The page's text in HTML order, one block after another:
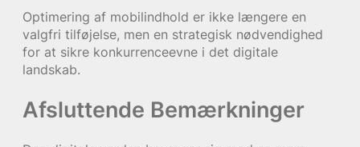
Optimering af mobilindhold er ikke længere en
valgfri tilføjelse, men en strategisk nødvendighed
for at sikre konkurrenceevne i det digitale
landskab.
Afsluttende Bemærkninger